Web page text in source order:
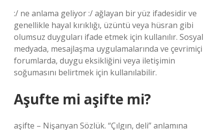
:/ ne anlama geliyor :/ ağlayan bir yüz ifadesidir ve
genellikle hayal kırıklığı, üzüntü veya hüsran gibi
olumsuz duyguları ifade etmek için kullanılır. Sosyal
medyada, mesajlaşma uygulamalarında ve çevrimiçi
forumlarda, duygu eksikliğini veya iletişimin
soğumasını belirtmek için kullanılabilir.
Aşufte mi aşifte mi?
aşifte – Nişanyan Sözlük. “Çılgın, deli” anlamına